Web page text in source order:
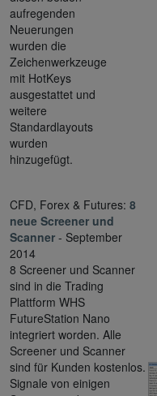
aufregenden
Neuerungen
wurden die
Zeichenwerkzeuge
mit HotKeys
ausgestattet und
weitere
Standardlayouts
wurden
hinzugefügt.
CFD, Forex & Futures: 8
neue Screener und
Scanner - September
2014
8 Screener und Scanner
sind in die Trading
Plattform WHS
FutureStation Nano
integriert worden. Alle
Screener und Scanner
sind für Kunden kostenlos.
Signale von einigen